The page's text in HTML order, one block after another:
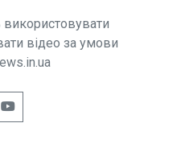
відео за умови